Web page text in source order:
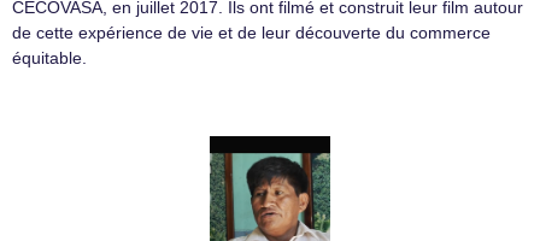
CECOVASA, en juillet 2017. Ils ont filmé et construit leur film autour
de cette expérience de vie et de leur découverte du commerce
équitable.